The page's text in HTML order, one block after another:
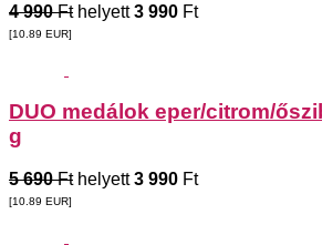
4 990 Fthelyett3 990 Ft
[10.89 EUR]
DUO medálok eper/citrom/
g
5 690 Fthelyett3 990 Ft
[10.89 EUR]